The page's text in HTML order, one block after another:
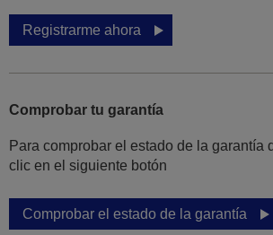
Registrarme ahora
Comprobar tu garantía
Para comprobar el estado de la garantía
clic en el siguiente botón
Comprobar el estado de la garantía